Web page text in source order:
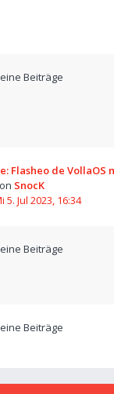
Beiträge
Flasheo de VollaOS
SnocK
5. Jul 2023, 16:34
Beiträge
Beiträge